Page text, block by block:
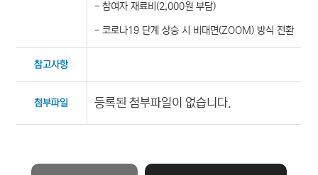
- 참여자 재료비(2,000원 부담)
- 코로나19 단계 상승 시 비대면(ZOOM) 방식 전환
참고사항
첨부파일 등록된 첨부파일이 없습니다.